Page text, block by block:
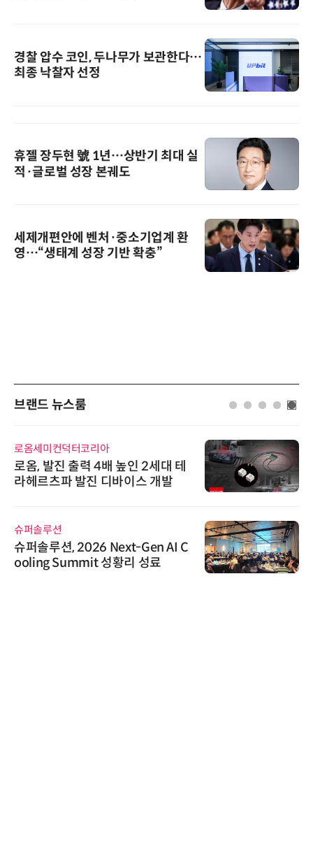
경찰 압수 코인, 두나무가 보관한다…
최종 낙찰자 선정
휴젤 장두현 號 1년…상반기 최대 실
적·글로벌 성장 본궤도
세제개편안에 벤처·중소기업계 환
영…“생태계 성장 기반 확충”
브랜드 뉴스룸
로옴세미컨덕터코리아
로옴, 발진 출력 4배 높인 2세대 테
라헤르츠파 발진 디바이스 개발
슈퍼솔루션
슈퍼솔루션, 2026 Next-Gen AI C
ooling Summit 성황리 성료